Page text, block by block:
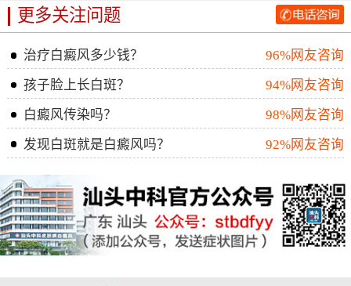
更多关注问题
治疗白癜风多少钱？
96%网友咨询
孩子脸上长白斑？
94%网友咨询
白癜风传染吗？
98%网友咨询
发现白斑就是白癜风吗？
92%网友咨询